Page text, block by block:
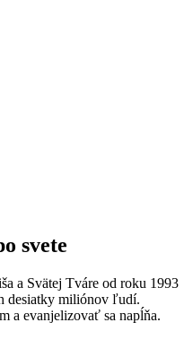
svete
a Svätej Tváre od roku 1993
desiatky miliónov ľudí.
a evanjelizovať sa napĺňa.